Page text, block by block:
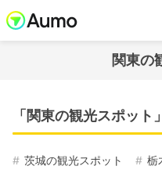
関東の
「関東の観光スポッ
茨城の観光スポット 栃